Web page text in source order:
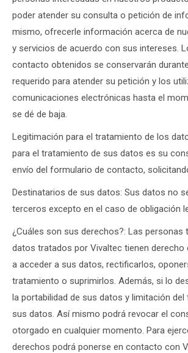
poder atender su consulta o petición de
mismo, ofrecerle información acerca de
y servicios de acuerdo con sus intereses.
contacto obtenidos se conservarán
requerido para atender su petición y los
comunicaciones electrónicas hasta el
se dé de baja.
Legitimación para el tratamiento de los
para el tratamiento de sus datos es su
envío del formulario de contacto,
Destinatarios de sus datos: Sus datos no
terceros excepto en el caso de obligación
¿Cuáles son sus derechos?: Las personas
datos tratados por Vivaltec tienen
a acceder a sus datos, rectificarlos,
tratamiento o suprimirlos. Además, si lo
la portabilidad de sus datos y limitación del
sus datos. Así mismo podrá revocar el
otorgado en cualquier momento. Para
derechos podrá ponerse en contacto con